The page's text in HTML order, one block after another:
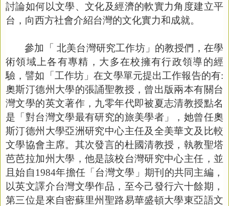
討論如何以文學、文化及經濟的軟實力角度建立平
台，向西方社會介紹台灣的文化實力和成就。
參加「 北美台灣研究工作坊」的教授們，在學
術領域上各有專精，大多在校擁有行政領導的經
驗，譬如「工作坊」在文學單元提出工作報告的有:
奧斯汀德州大學的張誦聖教授，曾出版兩本有關台
灣文學的英文著作，九零年代即被夏志清教授點名
是「對台灣文學最有研究的旅美學者」，她曾任奧
斯汀德州大學亞洲研究中心主任及全美華文及比較
文學協會主席。其次發言的杜國清教授，執教聖塔
芭芭拉加州大學，他是該校台灣研究中心主任，並
且始自1984年擔任「台灣文學」期刊的共同主編，
以英文譯介台灣文學作品，至今己發行六十餘期，
第三位是來自密蘇里州聖路易華盛頓大學東亞語文